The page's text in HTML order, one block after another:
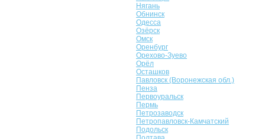
Нягань
Обнинск
Одесса
Озёрск
Омск
Оренбург
Орехово-Зуево
Орёл
Осташков
Павловск (Воронежская обл.)
Пенза
Первоуральск
Пермь
Петрозаводск
Петропавловск-Камчатский
Подольск